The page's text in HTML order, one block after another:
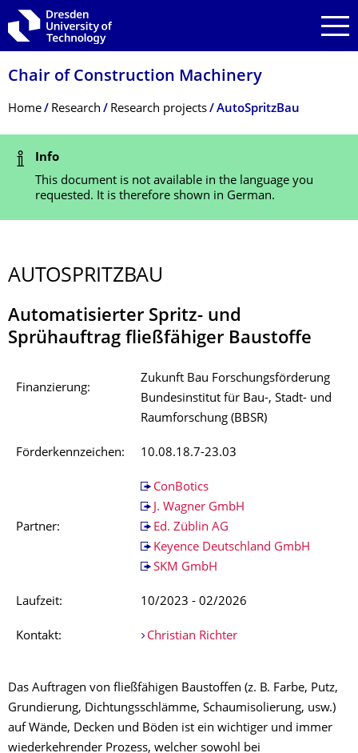
Skip to main navigation
Skip to search
Skip to content
Chair of Construction Machinery
Breadcrumb Menu
Home Research Research projects AutoSpritzBau
Status Message
Info
This document is not available in the language you
requested. It is therefore shown in German.
AUTOSPRITZBAU
Automatisierter Spritz- und
Sprühauftrag fließfähiger Baustoffe
Finanzierung:
Zukunft Bau Forschungsförderung
Bundesinstitut für Bau-, Stadt- und
Raumforschung (BBSR)
Förderkennzeichen: 10.08.18.7-23.03
Partner:
ConBotics
J. Wagner GmbH
Ed. Züblin AG
Keyence Deutschland GmbH
SKM GmbH
Laufzeit: 10/2023 - 02/2026
Kontakt: Christian Richter
Das Auftragen von fließfähigen Baustoffen (z. B. Farbe, Putz,
Grundierung, Dichtungsschlämme, Schaumisolierung, usw.)
auf Wände, Decken und Böden ist ein wichtiger und immer
wiederkehrender Prozess, welcher sowohl bei